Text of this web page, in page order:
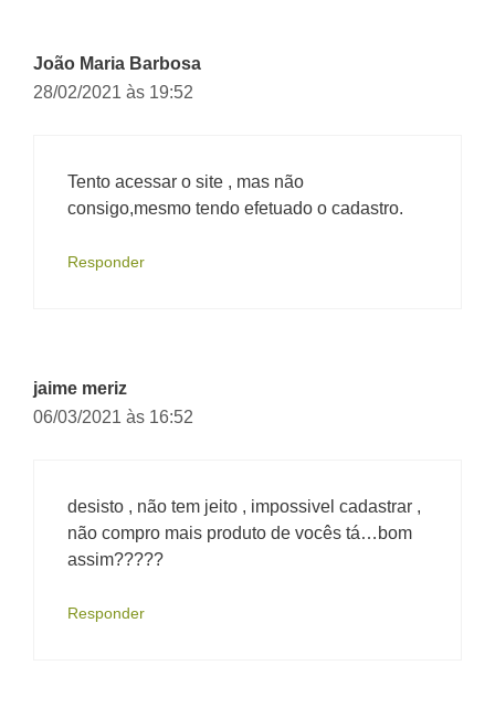
João Maria Barbosa
28/02/2021 às 19:52
Tento acessar o site , mas não
consigo,mesmo tendo efetuado o cadastro.
Responder
jaime meriz
06/03/2021 às 16:52
desisto , não tem jeito , impossivel cadastrar ,
não compro mais produto de vocês tá…bom
assim?????
Responder